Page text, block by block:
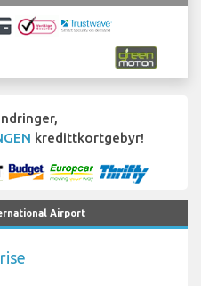
kredittkortgebyr!
Airport